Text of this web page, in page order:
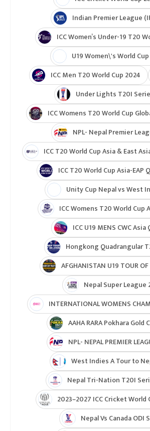
Indian Premier League
ICC Women’s Under-19 T20
U19 Women\'s World
ICC Men T20 World Cup 2024
Under Lights T20I
ICC Womens T20 World Cup
NPL- Nepal Premier
ICC T20 World Cup Asia & East
ICC T20 World Cup Asia-EAP
Unity Cup Nepal vs West
ICC Womens T20 World Cup
ICC U19 MENS CWC
Hongkong Quadrangular
AFGHANISTAN U19 TOUR
Nepal Super League
INTERNATIONAL WOMENS
AAHA RARA Pokhara
NPL- NEPAL PREMIER
West Indies A Tour to
Nepal Tri-Nation T20I
2023–2027 ICC Cricket World
Nepal Vs Canada ODI